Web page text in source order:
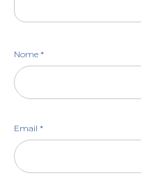
Nome *
Email *